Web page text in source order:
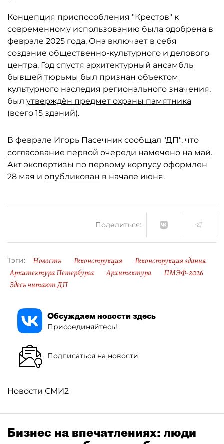
Концепция приспособления "Крестов" к
современному использованию была одобрена в
феврале 2025 года. Она включает в себя
создание общественно-культурного и делового
центра. Год спустя архитектурный ансамбль
бывшей тюрьмы был признан объектом
культурного наследия регионального значения,
был утверждён предмет охраны памятника
(всего 15 зданий).
В феврале Игорь Пасечник сообщал "ДП", что
согласование первой очереди намечено на май.
Акт экспертизы по первому корпусу оформлен
28 мая и опубликован в начале июня.
Поделиться:
Тэги: Новость Реконструкция
Реконструкция здания
Архитектура Петербурга
Архитектура
ПМЭФ-2026
Здесь читают ДП
Обсуждаем новости здесь
Присоединяйтесь!
Подписаться на новости
Новости СМИ2
Бизнес на впечатлениях: люди